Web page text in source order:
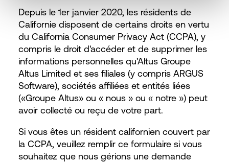
Depuis le 1er janvier 2020, les résidents de
Californie disposent de certains droits en vertu
du California Consumer Privacy Act (CCPA), y
compris le droit d'accéder et de supprimer les
informations personnelles qu'Altus Groupe
Altus Limited et ses filiales (y compris ARGUS
Software), sociétés affiliées et entités liées
(«Groupe Altus» ou « nous » ou « notre ») peut
avoir collecté ou reçu de votre part.
Si vous êtes un résident californien couvert par
la CCPA, veuillez remplir ce formulaire si vous
souhaitez que nous gérions une demande